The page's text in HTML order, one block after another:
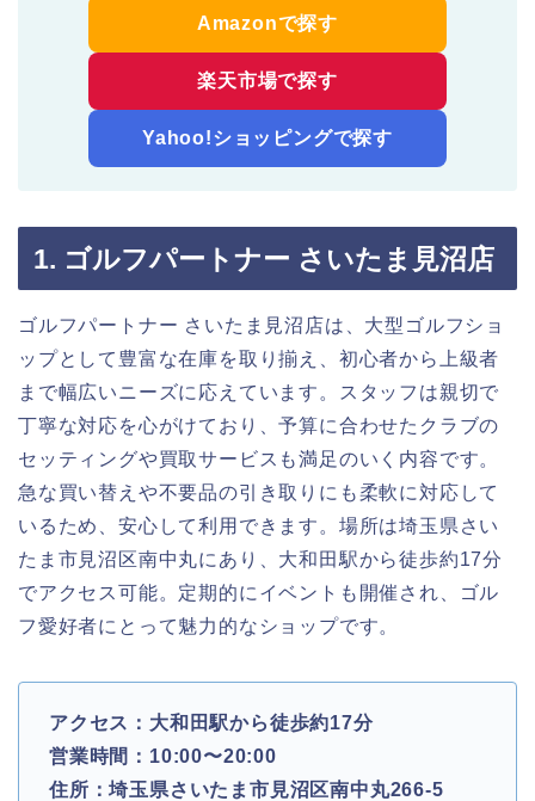
Amazonで探す
楽天市場で探す
Yahoo!ショッピングで探す
1. ゴルフパートナー さいたま見沼店
ゴルフパートナー さいたま見沼店は、大型ゴルフショ
ップとして豊富な在庫を取り揃え、初心者から上級者
まで幅広いニーズに応えています。スタッフは親切で
丁寧な対応を心がけており、予算に合わせたクラブの
セッティングや買取サービスも満足のいく内容です。
急な買い替えや不要品の引き取りにも柔軟に対応して
いるため、安心して利用できます。場所は埼玉県さい
たま市見沼区南中丸にあり、大和田駅から徒歩約17分
でアクセス可能。定期的にイベントも開催され、ゴル
フ愛好者にとって魅力的なショップです。
アクセス：大和田駅から徒歩約17分
営業時間：10:00〜20:00
住所：埼玉県さいたま市見沼区南中丸266-5